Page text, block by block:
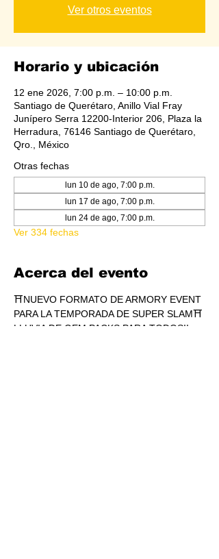
Ver otros eventos
Horario y ubicación
12 ene 2026, 7:00 p.m. – 10:00 p.m.
Santiago de Querétaro, Anillo Vial Fray
Junípero Serra 12200-Interior 206, Plaza la
Herradura, 76146 Santiago de Querétaro,
Qro., México
Otras fechas
lun 10 de ago, 7:00 p.m.
lun 17 de ago, 7:00 p.m.
lun 24 de ago, 7:00 p.m.
Ver 334 fechas
Acerca del evento
⛩NUEVO FORMATO DE ARMORY EVENT
PARA LA TEMPORADA DE SUPER SLAM⛩
LLUVIA DE GEM PACKS PARA TODOS!!